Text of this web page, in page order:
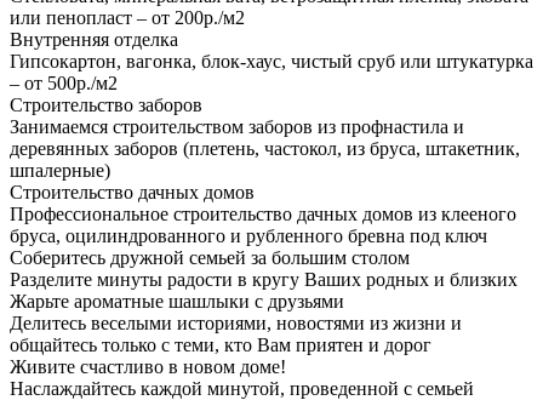
или пенопласт – от 200р./м2
Внутренняя отделка
Гипсокартон, вагонка, блок-хаус, чистый сруб или штукатурка
– от 500р./м2
Строительство заборов
Занимаемся строительством заборов из профнастила и
деревянных заборов (плетень, частокол, из бруса, штакетник,
шпалерные)
Строительство дачных домов
Профессиональное строительство дачных домов из клееного
бруса, оцилиндрованного и рубленного бревна под ключ
Соберитесь дружной семьей за большим столом
Разделите минуты радости в кругу Ваших родных и близких
Жарьте ароматные шашлыки с друзьями
Делитесь веселыми историями, новостями из жизни и
общайтесь только с теми, кто Вам приятен и дорог
Живите счастливо в новом доме!
Наслаждайтесь каждой минутой, проведенной с семьей